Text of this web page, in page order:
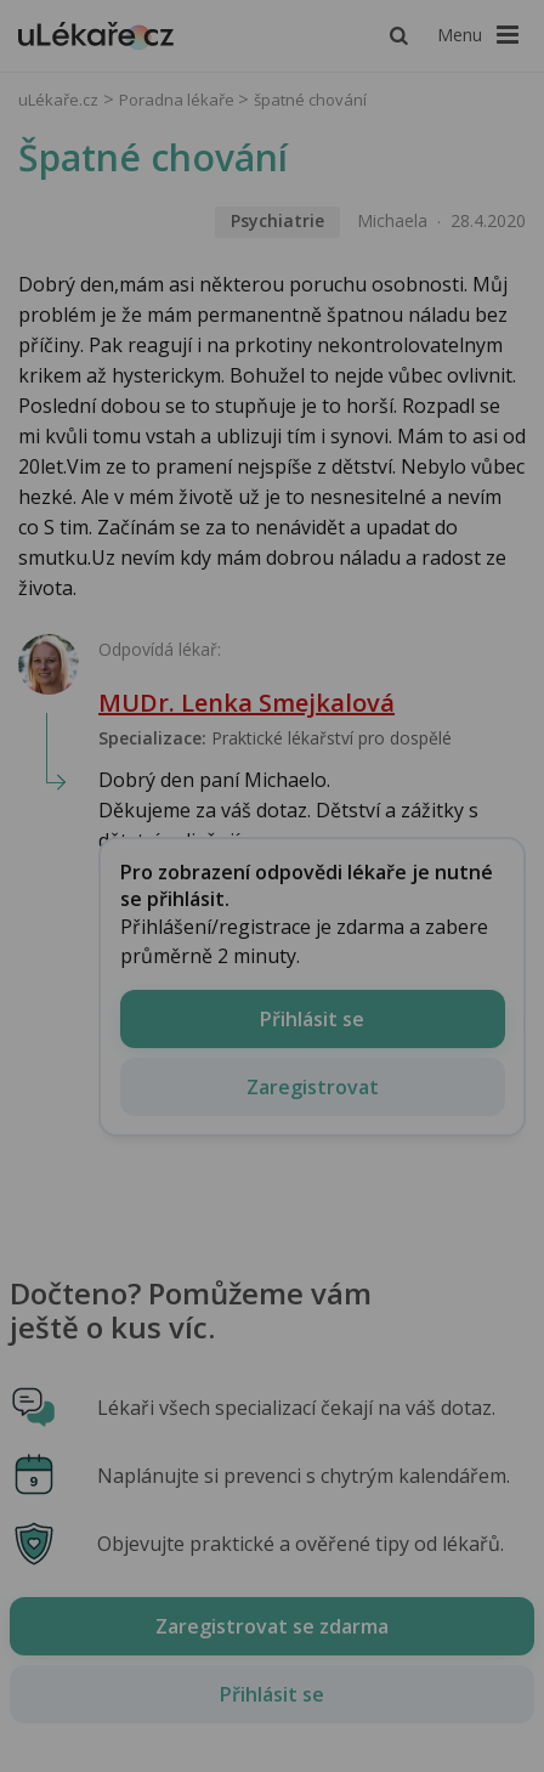
Menu
uLékaře.cz Poradna lékaře špatné chování
Špatné chování
Psychiatrie Michaela 28.4.2020
Dobrý den,mám asi některou poruchu osobnosti. Můj
problém je že mám permanentně špatnou náladu bez
příčiny. Pak reagují i na prkotiny nekontrolovatelnym
krikem až hysterickym. Bohužel to nejde vůbec ovlivnit.
Poslední dobou se to stupňuje je to horší. Rozpadl se
mi kvůli tomu vstah a ublizuji tím i synovi. Mám to asi od
20let.Vim ze to pramení nejspíše z dětství. Nebylo vůbec
hezké. Ale v mém životě už je to nesnesitelné a nevím
co S tim. Začínám se za to nenávidět a upadat do
smutku.Uz nevím kdy mám dobrou náladu a radost ze
života.
Odpovídá lékař:
MUDr. Lenka Smejkalová
Specializace: Praktické lékařství pro dospělé
Dobrý den paní Michaelo.
Děkujeme za váš dotaz. Dětství a zážitky s
dětství ovlivňují ...
Pro zobrazení odpovědi lékaře je nutné
se přihlásit.
Přihlášení/registrace je zdarma a zabere
průměrně 2 minuty.
Přihlásit se
Zaregistrovat
Dočteno? Pomůžeme vám
ještě o kus víc.
Lékaři všech specializací čekají na váš dotaz.
Naplánujte si prevenci s chytrým kalendářem.
Objevujte praktické a ověřené tipy od lékařů.
Zaregistrovat se zdarma
Přihlásit se